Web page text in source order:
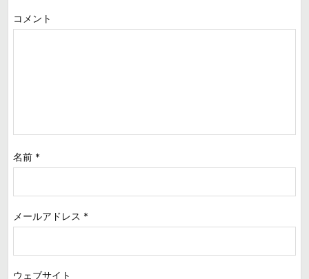
コメント
名前 *
メールアドレス *
ウェブサイト